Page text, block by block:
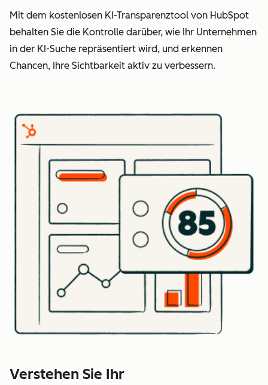
Mit dem kostenlosen KI-Transparenztool von HubSpot
behalten Sie die Kontrolle darüber, wie Ihr Unternehmen
in der KI-Suche repräsentiert wird, und erkennen
Chancen, Ihre Sichtbarkeit aktiv zu verbessern.
Verstehen Sie Ihr